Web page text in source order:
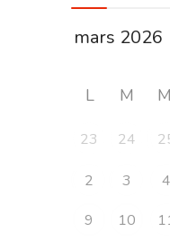
L M M
23 24
2 3 4
9
10